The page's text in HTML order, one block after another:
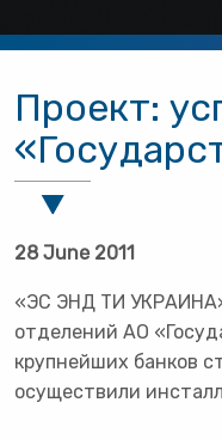
Проект:
28 June 2011
«ЭС ЭНД ТИ УКРАИНА»
отделений АО
крупнейших банков
осуществили